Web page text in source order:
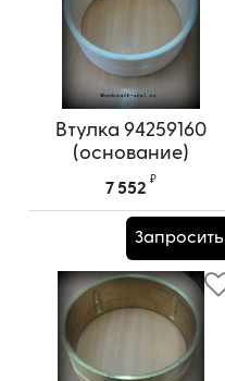
Втулка 94259160
(основание)
7 552
₽
Запросить